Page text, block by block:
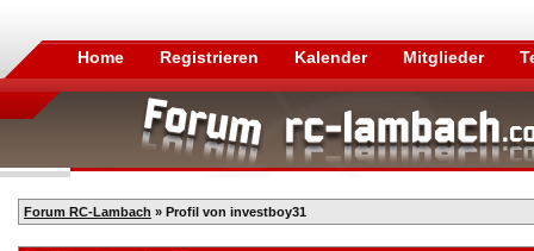
Home Registrieren Kalender Mitglieder
Forum RC-Lambach » Profil von investboy31